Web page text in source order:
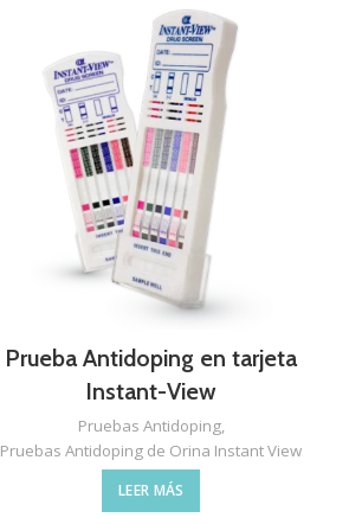
Prueba Antidoping en tarjeta
Instant-View
Pruebas Antidoping,
Pruebas Antidoping de Orina Instant View
LEER MÁS